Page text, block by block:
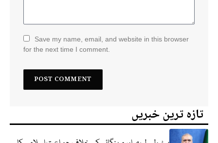
Save my name, email, and website in this browser
for the next time I comment.
تازہ ترین خبریں